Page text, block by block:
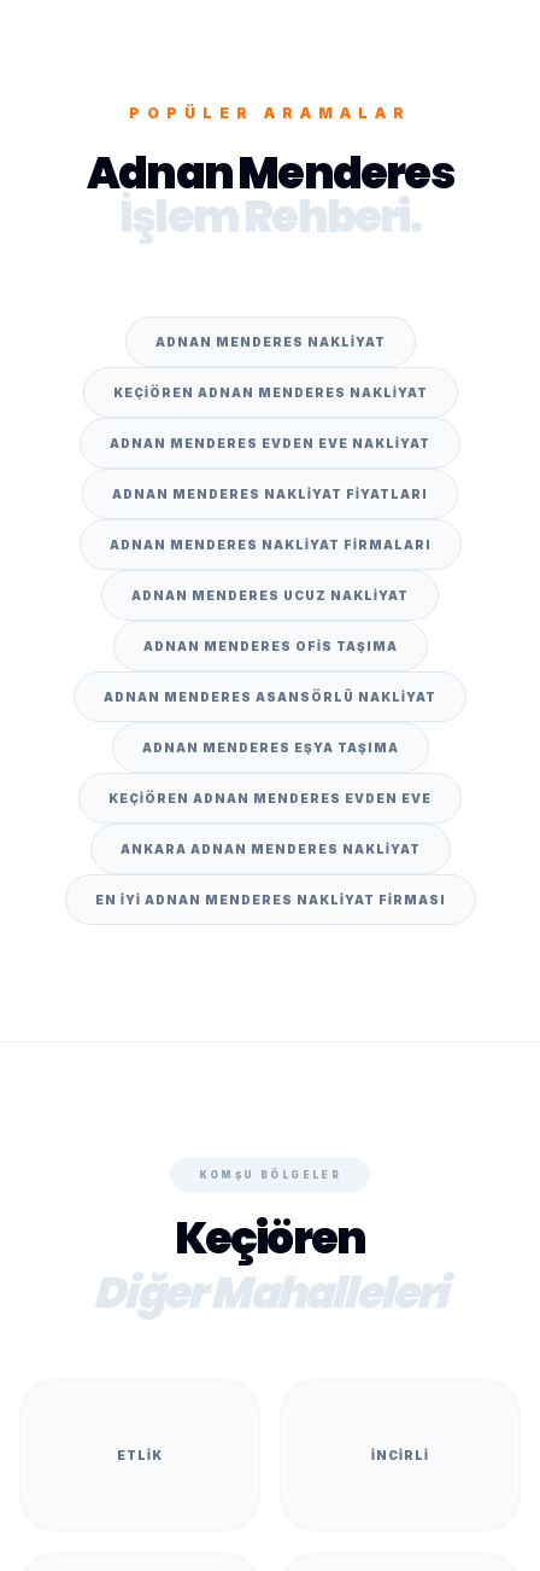
POPÜLER ARAMALAR
Adnan Menderes
İşlem Rehberi.
ADNAN MENDERES NAKLIYAT
KEÇIÖREN ADNAN MENDERES NAKLIYAT
ADNAN MENDERES EVDEN EVE NAKLIYAT
ADNAN MENDERES NAKLIYAT FIYATLARI
ADNAN MENDERES NAKLIYAT FIRMALARI
ADNAN MENDERES UCUZ NAKLIYAT
ADNAN MENDERES OFIS TAŞIMA
ADNAN MENDERES ASANSÖRLÜ NAKLIYAT
ADNAN MENDERES EŞYA TAŞIMA
KEÇIÖREN ADNAN MENDERES EVDEN EVE
ANKARA ADNAN MENDERES NAKLIYAT
EN IYI ADNAN MENDERES NAKLIYAT FIRMASI
KOMŞU BÖLGELER
Keçiören
Diğer Mahalleleri
ETLIK İNCIRLI